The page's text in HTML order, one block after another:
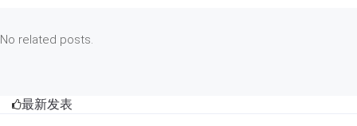
No related posts.
最新发表